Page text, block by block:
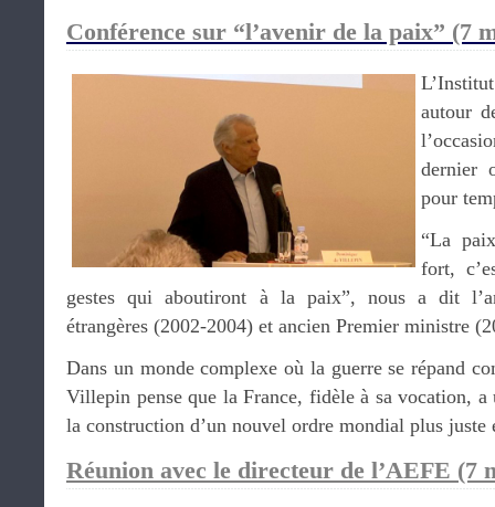
Conférence sur “l’avenir de la paix” (7
autour
dernier
pour
“La
fort,
gestes qui aboutiront à la paix”, nous a dit
étrangères (2002-2004) et ancien Premier ministre
Dans un monde complexe où la guerre se répand
Villepin pense que la France, fidèle à sa vocation, a
la construction d’un nouvel ordre mondial plus juste
Réunion avec le directeur de l’AEFE (7